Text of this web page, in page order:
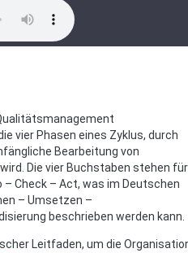
vier Phasen eines Zyklus, durch
Bearbeitung von
Die vier Buchstaben stehen für
Check – Act, was im Deutschen
– Umsetzen –
beschrieben werden kann.
Leitfaden, um die